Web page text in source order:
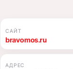
САЙТ
bravomos.ru
АДРЕС